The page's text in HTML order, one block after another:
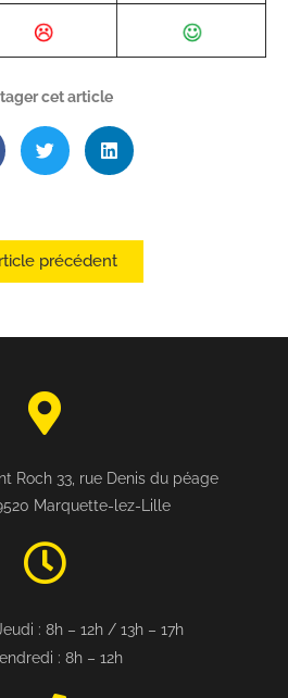
cet article
précédent
Roch 33, rue Denis du péage
Marquette-lez-Lille
: 8h – 12h / 13h – 17h
: 8h – 12h